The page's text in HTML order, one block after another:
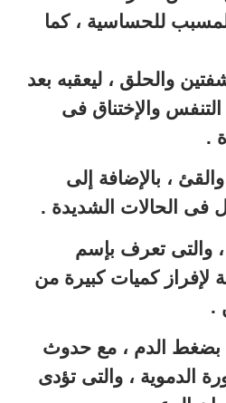
للحساسية ، كما
والحلق ، ليعقبه بعد
والإختناق فى
.
والقئ ، بالإضافة إلى
فى الحالات الشديدة .
والتى تعرف بإسم
لإفراز كميات كبيرة من
.
بضغط الدم ، مع حدوث
الدموية ، والتى تؤدى